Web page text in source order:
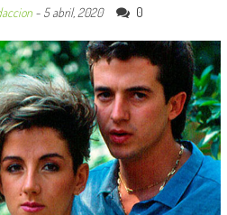
- 5 abril, 2020 0